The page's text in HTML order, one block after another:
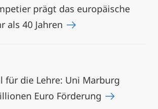
prägt das europäische
als 40 Jahren
für die Lehre: Uni Marburg
Euro Förderung